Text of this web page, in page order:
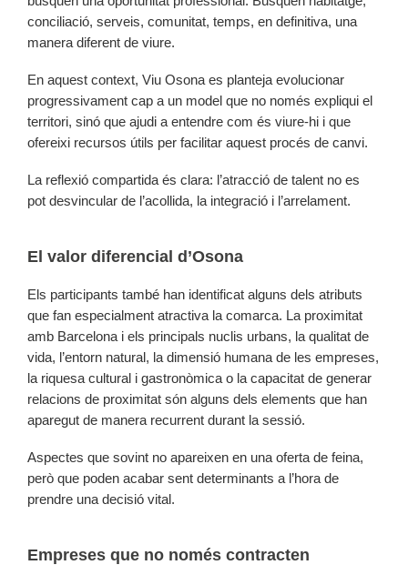
conciliació, serveis, comunitat, temps, en definitiva, una
manera diferent de viure.
En aquest context, Viu Osona es planteja evolucionar
progressivament cap a un model que no només expliqui el
territori, sinó que ajudi a entendre com és viure-hi i que
ofereixi recursos útils per facilitar aquest procés de canvi.
La reflexió compartida és clara: l’atracció de talent no es
pot desvincular de l’acollida, la integració i l’arrelament.
El valor diferencial d’Osona
Els participants també han identificat alguns dels atributs
que fan especialment atractiva la comarca. La proximitat
amb Barcelona i els principals nuclis urbans, la qualitat de
vida, l’entorn natural, la dimensió humana de les empreses,
la riquesa cultural i gastronòmica o la capacitat de generar
relacions de proximitat són alguns dels elements que han
aparegut de manera recurrent durant la sessió.
Aspectes que sovint no apareixen en una oferta de feina,
però que poden acabar sent determinants a l’hora de
prendre una decisió vital.
Empreses que no només contracten